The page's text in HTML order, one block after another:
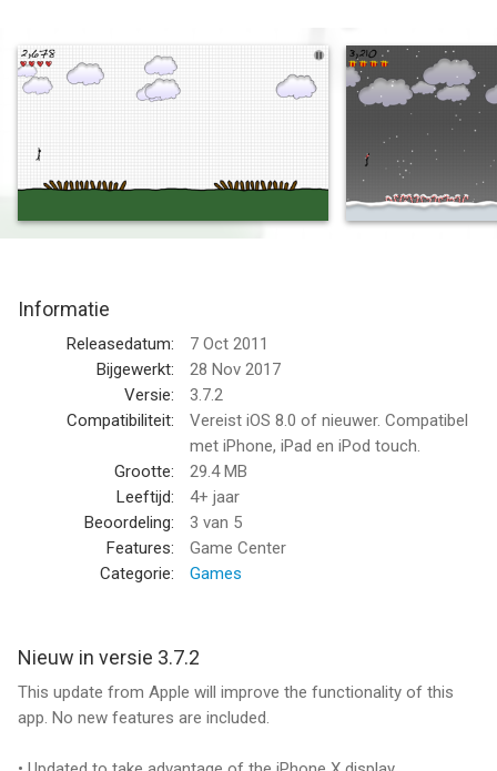
Smilen:
"This game is so much fun and addictive. You'll never want to
Features:
-Game Center Leaderboards and Achievements
Doodle Sprint! van Stewart Thomson is een app voor iPhone,
iPad en iPod touch met iOS versie 8.0 of hoger, geschikt
bevonden voor gebruikers met leeftijden vanaf4 jaar.
Informatie voor Doodle Sprint!is het laatst vergeleken op 7 Aug
om 06:28.
Informatie
Releasedatum:
7 Oct 2011
Bijgewerkt:
28 Nov 2017
Versie:
3.7.2
Compatibiliteit:
Vereist iOS 8.0 of nieuwer. Compatibel
met iPhone, iPad en iPod touch.
Grootte:
29.4 MB
Leeftijd:
4+ jaar
Beoordeling:
3 van 5
Features:
Game Center
Categorie:
Games
Nieuw in versie 3.7.2
This update from Apple will improve the functionality of this
app. No new features are included.